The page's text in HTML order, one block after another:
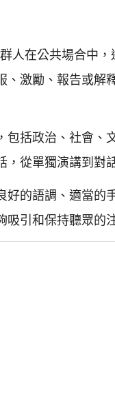
人在公共場合中
、激勵、報告或
包括政治、社會、
從單獨演講到對
好的語調、適當的
引和保持聽眾的